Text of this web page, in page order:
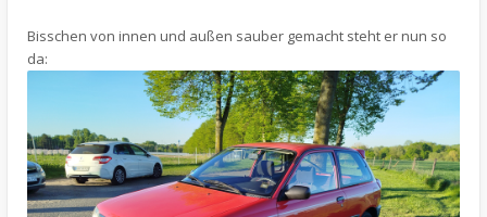
Bisschen von innen und außen sauber gemacht steht er nun so
da: